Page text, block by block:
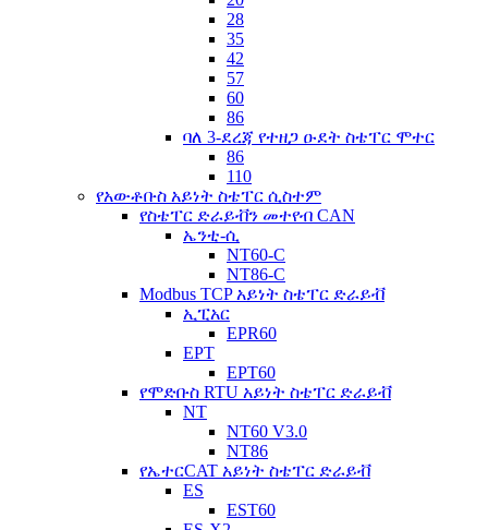
28
35
42
57
60
86
ባለ 3-ደረጃ የተዘጋ ዑደት ስቴፐር ሞተር
86
110
የአውቶቡስ አይነት ስቴፐር ሲስተም
የስቴፐር ድራይቭን መተየብ CAN
ኤንቲ-ሲ
NT60-C
NT86-C
Modbus TCP አይነት ስቴፐር ድራይቭ
ኢፒአር
EPR60
EPT
EPT60
የሞድቡስ RTU አይነት ስቴፐር ድራይቭ
NT
NT60 V3.0
NT86
የኤተርCAT አይነት ስቴፐር ድራይቭ
ES
EST60